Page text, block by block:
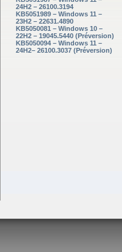
24H2 – 26100.3194
KB5051989 – Windows 11 –
23H2 – 22631.4890
KB5050081 – Windows 10 –
22H2 – 19045.5440 (Préversion)
KB5050094 – Windows 11 –
24H2– 26100.3037 (Préversion)